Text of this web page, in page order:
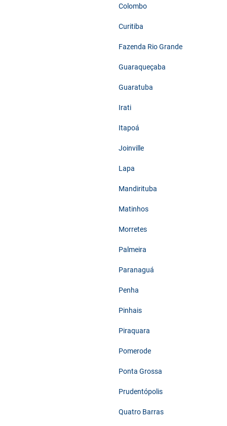
Colombo
Curitiba
Fazenda Rio Grande
Guaraqueçaba
Guaratuba
Irati
Itapoá
Joinville
Lapa
Mandirituba
Matinhos
Morretes
Palmeira
Paranaguá
Penha
Pinhais
Piraquara
Pomerode
Ponta Grossa
Prudentópolis
Quatro Barras